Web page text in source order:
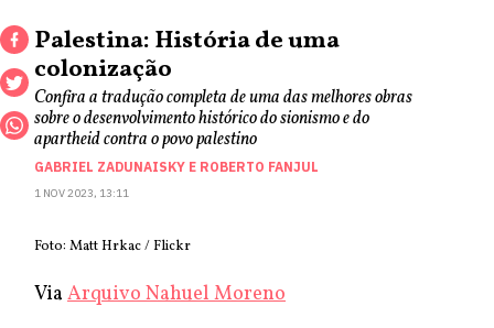
Palestina: História de uma
colonização
Confira a tradução completa de uma das melhores obras
sobre o desenvolvimento histórico do sionismo e do
apartheid contra o povo palestino
GABRIEL ZADUNAISKY E ROBERTO FANJUL
1 NOV 2023, 13:11
Foto: Matt Hrkac / Flickr
Via Arquivo Nahuel Moreno